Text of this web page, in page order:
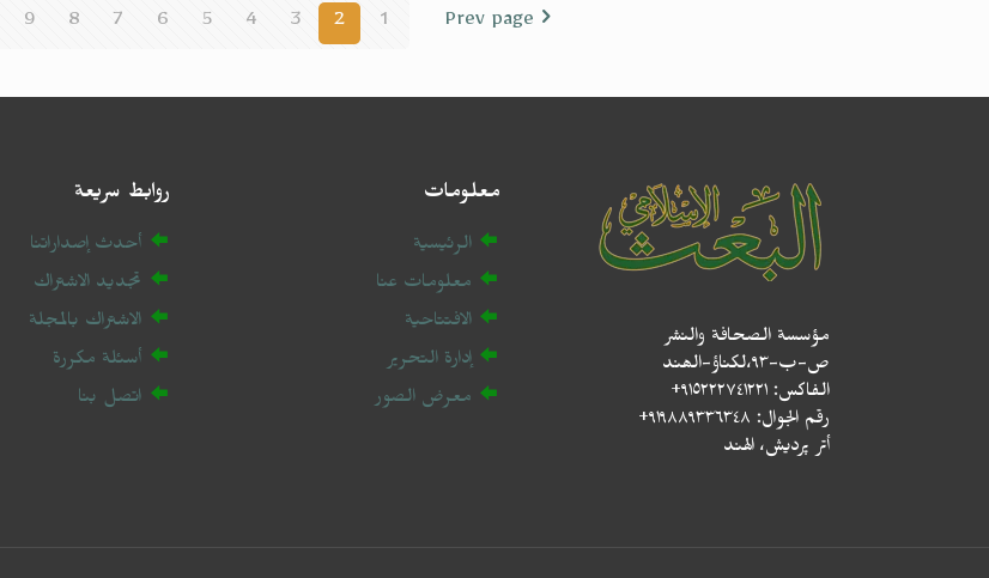
Prev page
1
2
3
4
5
6
7
8
9
مؤسسة الصحافة والنشر
ص-ب-۹۳،لکناؤ-الھند
الفاكس: ٩١٥٢٢٢٧٤١٢٢١+
رقم الجوال: ٩١٩٨٨٩٣٣٦٣٤٨+
أتر پردیش، الهند
معلومات
الرئيسية
معلومات عنا
الافتتاحية
إدارة التحرير
معرض الصور
روابط سريعة
أحدث إصداراتنا
تجديد الاشتراك
الاشتراك بالمجلة
أسئلة مكررة
اتصل بنا